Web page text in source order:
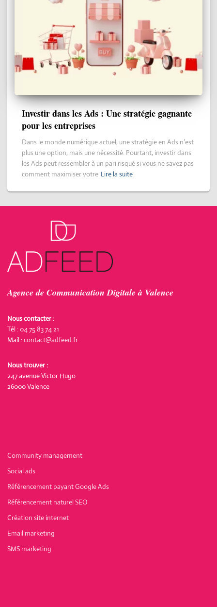
Investir dans les Ads : Une stratégie gagnante
pour les entreprises
Dans le monde numérique actuel, une stratégie en Ads n’est
plus une option, mais une nécessité. Pourtant, investir dans
les Ads peut ressembler à un pari risqué si vous ne savez pas
comment maximiser votre Lire la suite
Agence de Communication Digitale à Valence
Nous contacter :
Tél :04 75 83 74 21
Mail :contact@adfeed.fr
Nous trouver :
247 avenue Victor Hugo
26000 Valence
Community management
Social ads
Référencement payant Google Ads
Référencement naturel SEO
Création site internet
Email marketing
SMS marketing